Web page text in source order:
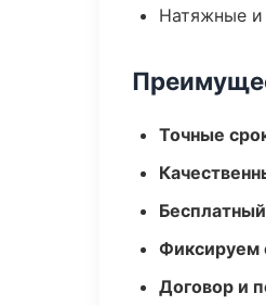
Натяжные и
Точные
Фиксируем
Договор и